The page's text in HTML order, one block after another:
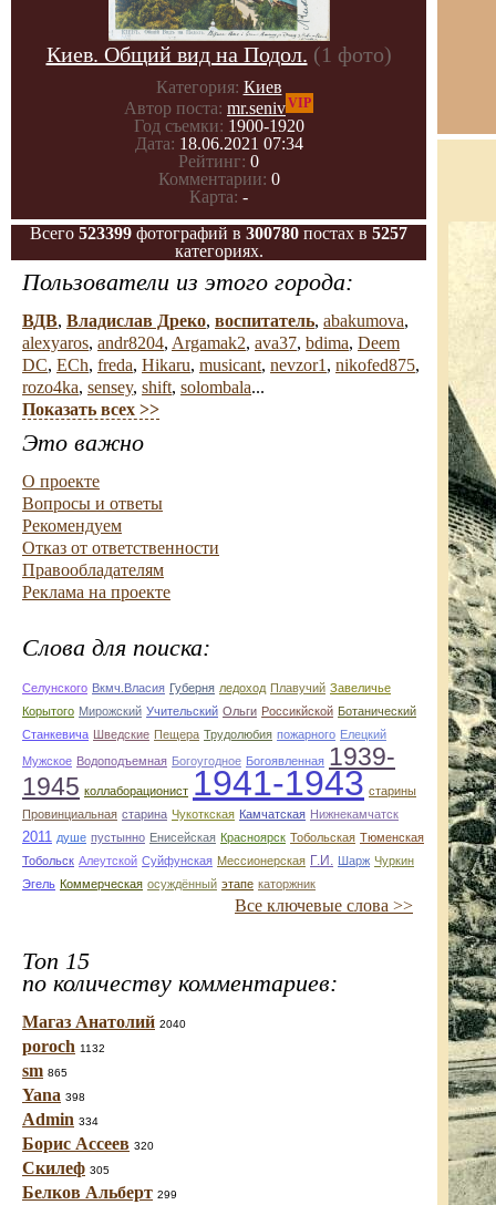
Киев. Общий вид на Подол. (1 фото)
Категория: Киев
Автор поста: mr.senivVIP
Год съемки: 1900-1920
Дата: 18.06.2021 07:34
Рейтинг: 0
Комментарии: 0
Карта: -
Всего 523399 фотографий в 300780 постах в 5257
категориях.
Пользователи из этого города:
ВДВ, Владислав Дреко, воспитатель, abakumova,
alexyaros, andr8204, Argamak2, ava37, bdima, Deem
DC, ECh, freda, Hikaru, musicant, nevzor1 , nikofed875,
rozo4ka, sensey, shift, solombala...
Показать всех >>
Это важно
О проекте
Вопросы и ответы
Рекомендуем
Отказ от ответственности
Правообладателям
Реклама на проекте
Слова для поиска:
Селунского Вкмч.Власия Губерня ледоход Плавучий Завеличье
Корытого Мирожский Учительский Ольги Россикйской Ботанический
Станкевича Шведские Пещера Трудолюбия пожарного Елецкий
Мужское Водоподъемная Богоугодное Богоявленная 1939-
1945 коллаборационист 1941-1943 старины
Провинциальная старина Чукоткская Камчатская Нижнекамчатск
2011 душе пустынно Енисейская Красноярск Тобольская Тюменская
Тобольск Алеутской Суйфунская Мессионерская Г.И. Шарж Чуркин
Эгель Коммерческая осуждённый этапе каторжник
Все ключевые слова >>
Топ 15
по количеству комментариев:
Магаз Анатолий 2040
poroch 1132
sm 865
Yana 398
Admin 334
Борис Ассеев 320
Скилеф 305
Белков Альберт 299